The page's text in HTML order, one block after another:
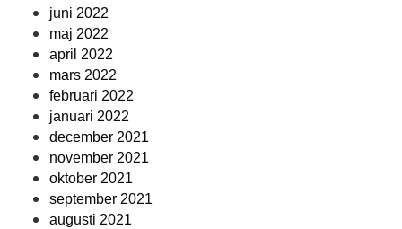
juni 2022
maj 2022
april 2022
mars 2022
februari 2022
januari 2022
december 2021
november 2021
oktober 2021
september 2021
augusti 2021